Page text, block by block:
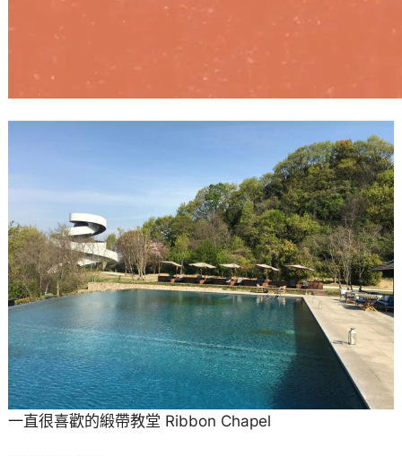
一直很喜歡的緞帶教堂 Ribbon Chapel